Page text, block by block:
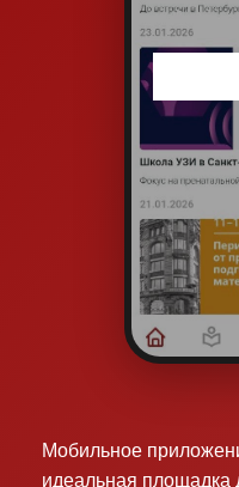
Мобильное
идеальная площадка